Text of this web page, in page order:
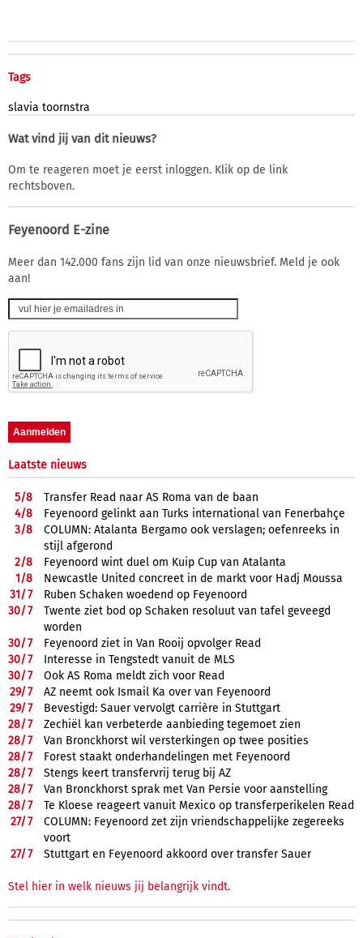
Tags
slavia toornstra
Wat vind jij van dit nieuws?
Om te reageren moet je eerst inloggen. Klik op de link
rechtsboven.
Feyenoord E-zine
Meer dan 142.000 fans zijn lid van onze nieuwsbrief. Meld je ook
aan!
Laatste nieuws
5/8
Transfer Read naar AS Roma van de baan
4/8
Feyenoord gelinkt aan Turks international van Fenerbahçe
3/8
COLUMN: Atalanta Bergamo ook verslagen; oefenreeks in
stijl afgerond
2/8
Feyenoord wint duel om Kuip Cup van Atalanta
1/8
Newcastle United concreet in de markt voor Hadj Moussa
31/7
Ruben Schaken woedend op Feyenoord
30/7
Twente ziet bod op Schaken resoluut van tafel geveegd
worden
30/7
Feyenoord ziet in Van Rooij opvolger Read
30/7
Interesse in Tengstedt vanuit de MLS
30/7
Ook AS Roma meldt zich voor Read
29/7
AZ neemt ook Ismail Ka over van Feyenoord
29/7
Bevestigd: Sauer vervolgt carrière in Stuttgart
28/7
Zechiël kan verbeterde aanbieding tegemoet zien
28/7
Van Bronckhorst wil versterkingen op twee posities
28/7
Forest staakt onderhandelingen met Feyenoord
28/7
Stengs keert transfervrij terug bij AZ
28/7
Van Bronckhorst sprak met Van Persie voor aanstelling
28/7
Te Kloese reageert vanuit Mexico op transferperikelen Read
27/7
COLUMN: Feyenoord zet zijn vriendschappelijke zegereeks
voort
27/7 Stuttgart en Feyenoord akkoord over transfer Sauer
Stel hier in welk nieuws jij belangrijk vindt.